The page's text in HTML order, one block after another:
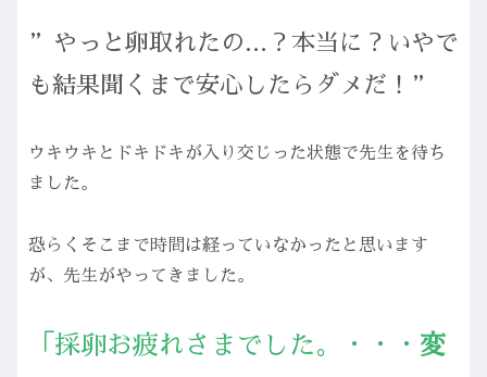
”やっと卵取れたの…？本当に？いやで
も結果聞くまで安心したらダメだ！”
ウキウキとドキドキが入り交じった状態で先生を待ち
ました。
恐らくそこまで時間は経っていなかったと思います
が、先生がやってきました。
「採卵お疲れさまでした。・・・ 変